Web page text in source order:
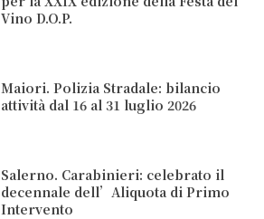
Vino D.O.P.
Maiori. Polizia Stradale: bilancio
attività dal 16 al 31 luglio 2026
Salerno. Carabinieri: celebrato il
decennale dell’Aliquota di Primo
Intervento